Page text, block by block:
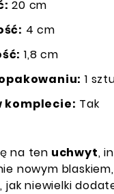
20 cm
4 cm
1,8 cm
1
komplecie: Tak
na ten uchwyt,
nowym
jak niewielki